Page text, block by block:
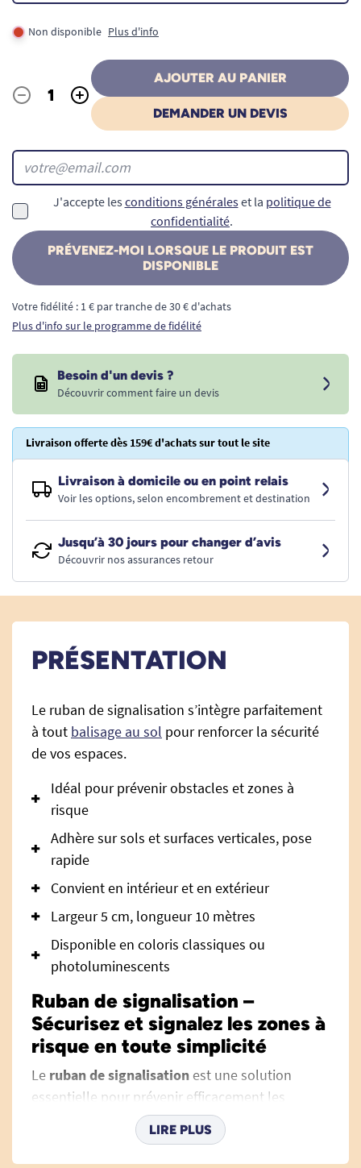
Non disponible Plus d'info
Quantité
- +
AJOUTER AU PANIER
DEMANDER UN DEVIS
J'accepte les conditions généraleset la politique de
confidentialité.
PRÉVENEZ-MOI LORSQUE LE PRODUIT EST
DISPONIBLE
Votre fidélité : 1 € par tranche de 30 € d'achats
Plus d'info sur le programme de fidélité
Besoin d'un devis ?
Découvrir comment faire un devis
Livraison offerte dès 159€ d'achats sur tout le site
Livraison à domicile ou en point relais
Voir les options, selon encombrement et destination
Jusqu’à 30 jours pour changer d’avis
Découvrir nos assurances retour
PRÉSENTATION
Le ruban de signalisation s’intègre parfaitement
à tout balisage au sol pour renforcer la sécurité
de vos espaces.
Idéal pour prévenir obstacles et zones à
risque
Adhère sur sols et surfaces verticales, pose
rapide
Convient en intérieur et en extérieur
Largeur 5 cm, longueur 10 mètres
Disponible en coloris classiques ou
photoluminescents
Ruban de signalisation –
Sécurisez et signalez les zones à
risque en toute simplicité
Le ruban de signalisation est une solution
essentielle pour prévenir efficacement les
accidents liés aux obstacles, marches, passages
ou zones dangereuses susceptibles de
provoquer des chutes ou collisions. Que ce soit
LIRE PLUS